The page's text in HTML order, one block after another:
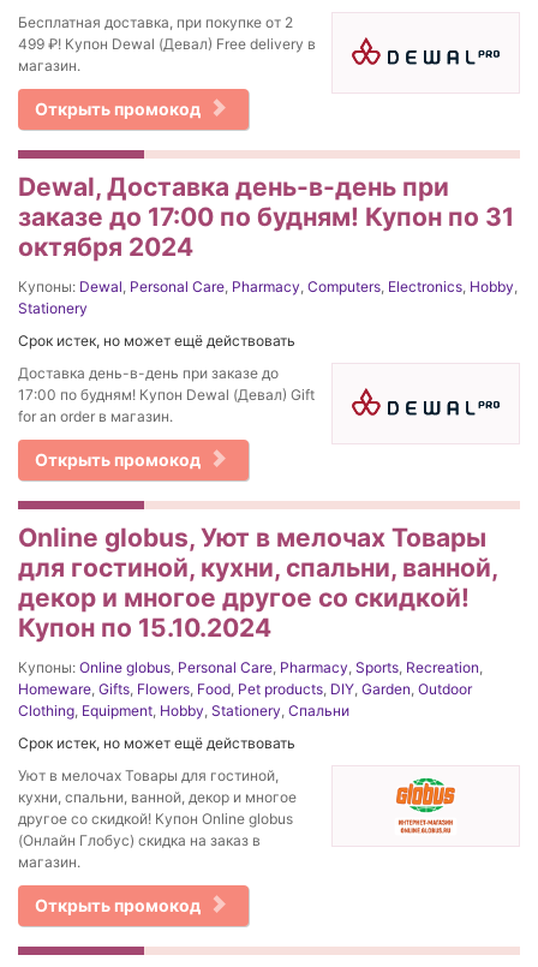
Бесплатная доставка, при покупке от 2
499 ₽! Купон Dewal (Девал) Free delivery в
магазин.
Открыть промокод
Dewal, Доставка день-в-день при
заказе до 17:00 по будням! Купон по 31
октября 2024
Купоны: Dewal, Personal Care, Pharmacy, Computers, Electronics, Hobby,
Stationery
Срок истек, но может ещё действовать
Доставка день-в-день при заказе до
17:00 по будням! Купон Dewal (Девал) Gift
for an order в магазин.
Открыть промокод
Online globus, Уют в мелочах Товары
для гостиной, кухни, спальни, ванной,
декор и многое другое со скидкой!
Купон по 15.10.2024
Купоны: Online globus, Personal Care, Pharmacy, Sports, Recreation,
Homeware, Gifts, Flowers, Food, Pet products, DIY, Garden, Outdoor
Clothing, Equipment, Hobby, Stationery, Спальни
Срок истек, но может ещё действовать
Уют в мелочах Товары для гостиной,
кухни, спальни, ванной, декор и многое
другое со скидкой! Купон Online globus
(Онлайн Глобус) скидка на заказ в
магазин.
Открыть промокод